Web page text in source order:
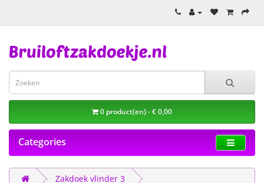
0 product(en) - € 0,00
Categories
Zakdoek vlinder 3